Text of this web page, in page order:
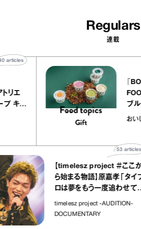
Regulars
連載
アトリエ
レープ キャ
40articles
【timelesz project ＃ここか
ら始まる物語】原嘉孝「タイプ
ロは夢をもう一度追わせてく
れた場所」
timelesz project -AUDITION-
DOCUMENTARY
articles